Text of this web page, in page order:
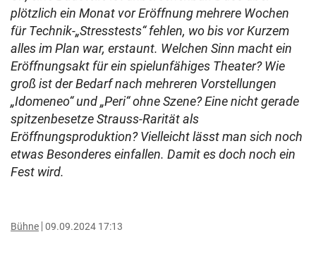
plötzlich ein Monat vor Eröffnung mehrere Wochen
für Technik-„Stresstests“ fehlen, wo bis vor Kurzem
alles im Plan war, erstaunt. Welchen Sinn macht ein
Eröffnungsakt für ein spielunfähiges Theater? Wie
groß ist der Bedarf nach mehreren Vorstellungen
„Idomeneo“ und „Peri“ ohne Szene? Eine nicht gerade
spitzenbesetze Strauss-Rarität als
Eröffnungsproduktion? Vielleicht lässt man sich noch
etwas Besonderes einfallen. Damit es doch noch ein
Fest wird.
Bühne 09.09.2024 17:13